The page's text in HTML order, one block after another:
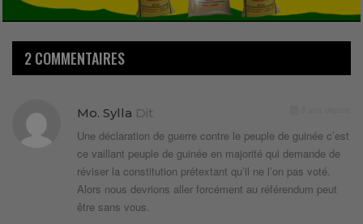
2 COMMENTAIRES
Mo. Sylla Dit
Une déclaration de guerre contre le peuple de guinée c’est
ce vaillant peuple de guinée en majorité qui demande de
réviser la constitution prétextant qu’il ne l’on pas voté.
Alors nous devrions aller forcément au référendum peut
être sans vous.